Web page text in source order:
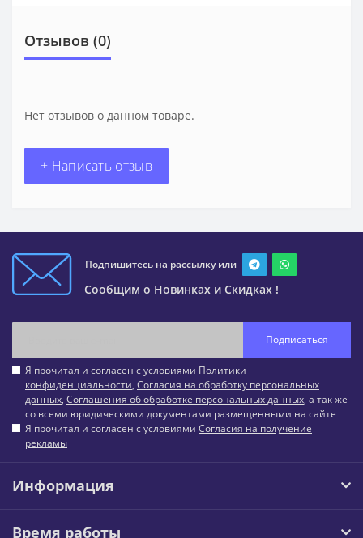
Отзывов (0)
Нет отзывов о данном товаре.
+ Написать отзыв
Подпишитесь на рассылку или
Сообщим о Новинках и Скидках !
Подписаться
Я прочитал и согласен с условиями Политики
конфиденциальности, Согласия на обработку персональных
данных, Соглашения об обработке персональных данных, а так же
со всеми юридическими документами размещенными на сайте
Я прочитал и согласен с условиями Согласия на получение
рекламы
Информация
Время работы